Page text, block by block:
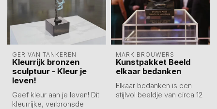
GER VAN TANKEREN
Kleurrijk bronzen
sculptuur - Kleur je
leven!
Geef kleur aan je leven! Dit
kleurrijke, verbronsde
MARK BROUWERS
Kunstpakket Beeld
elkaar bedanken
Elkaar bedanken is een
stijlvol beeldje van circa 12